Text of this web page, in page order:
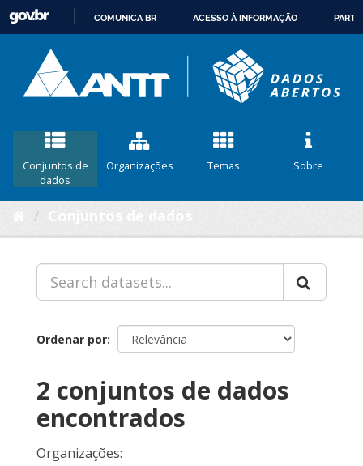
CONTEÚDO
COMUNICA BR ACESSO À INFORMAÇÃO
Conjuntos de
dados
Organizações Temas Sobre
Ordenar por
2 conjuntos de dados
encontrados
Organizações: